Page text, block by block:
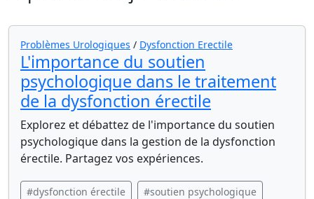
Problèmes Urologiques / Dysfonction Erectile
L'importance du soutien
psychologique dans le traitement
de la dysfonction érectile
Explorez et débattez de l'importance du soutien
psychologique dans la gestion de la dysfonction
érectile. Partagez vos expériences.
#dysfonction érectile #soutien psychologique